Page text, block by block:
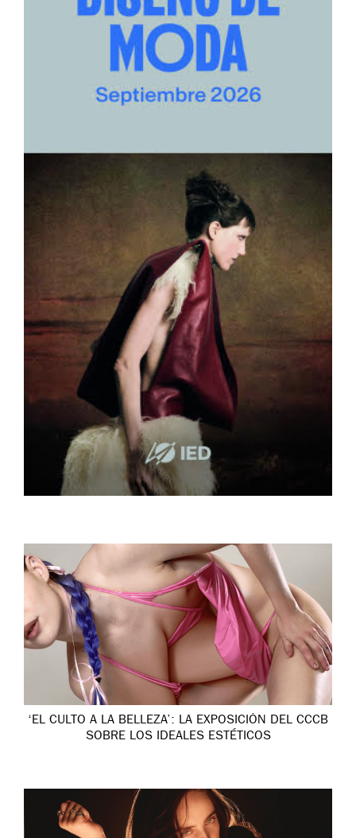
‘EL CULTO A LA BELLEZA’: LA EXPOSICIÓN DEL CCCB
SOBRE LOS IDEALES ESTÉTICOS